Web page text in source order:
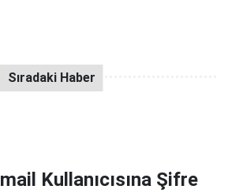
Kullanıcısına Şifre